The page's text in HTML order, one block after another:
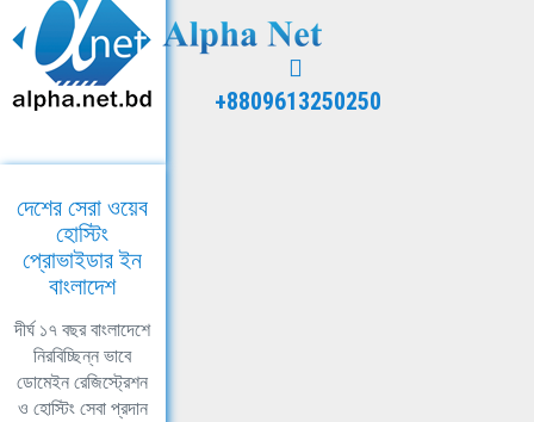
+8809613250250
দেশের সেরা ওয়েব
হোস্টিং
প্রোভাইডার ইন
বাংলাদেশ
দীর্ঘ ১৭ বছর বাংলাদেশে
নিরবিচ্ছিন্ন ভাবে
ডোমেইন রেজিস্ট্রেশন
ও হোস্টিং সেবা প্রদান